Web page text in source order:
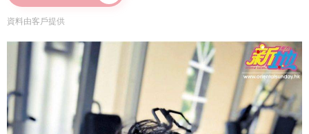
資料由客戶提供